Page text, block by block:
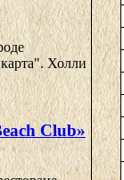
Холли
Club»